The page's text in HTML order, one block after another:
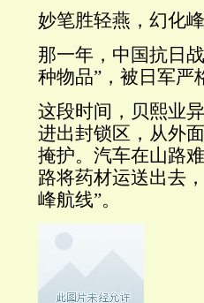
妙笔胜轻燕，幻化
那一年，中国抗日
种物品”，被日军严
这段时间，贝熙业
进出封锁区，从外
掩护。汽车在山路
路将药材运送出去
峰航线”。